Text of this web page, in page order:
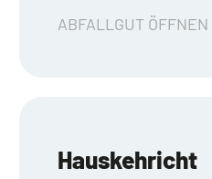
ABFALLGUT ÖFFNEN
Hauskehricht